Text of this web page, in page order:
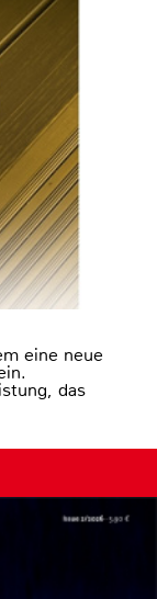
eine neue
das